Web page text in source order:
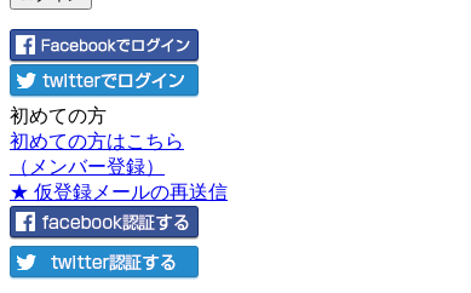
初めての方
初めての方はこちら
（メンバー登録）
★ 仮登録メールの再送信